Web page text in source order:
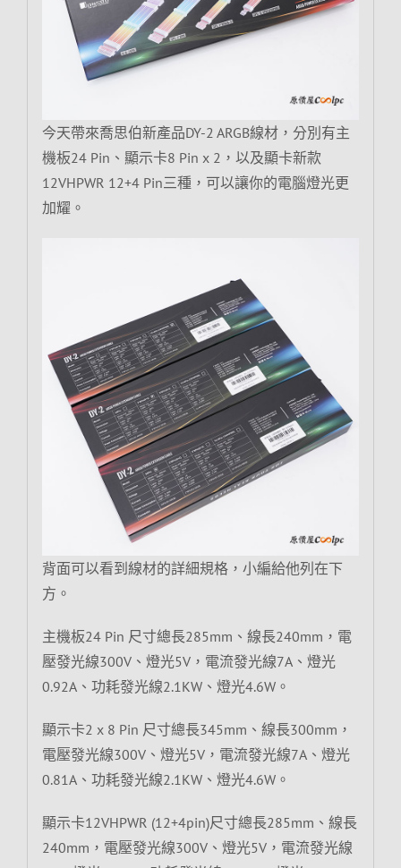
今天帶來喬思伯新產品DY-2 ARGB線材，分別有主
機板24 Pin、顯示卡8 Pin x 2，以及顯卡新款
12VHPWR 12+4 Pin三種，可以讓你的電腦燈光更
加耀。
背面可以看到線材的詳細規格，小編給他列在下
方。
主機板24 Pin 尺寸總長285mm、線長240mm，電
壓發光線300V、燈光5V，電流發光線7A、燈光
0.92A、功耗發光線2.1KW、燈光4.6W。
顯示卡2 x 8 Pin 尺寸總長345mm、線長300mm，
電壓發光線300V、燈光5V，電流發光線7A、燈光
0.81A、功耗發光線2.1KW、燈光4.6W。
顯示卡12VHPWR (12+4pin)尺寸總長285mm、線長
240mm，電壓發光線300V、燈光5V，電流發光線